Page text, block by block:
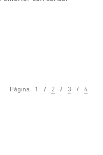
Página 1 2 3 4